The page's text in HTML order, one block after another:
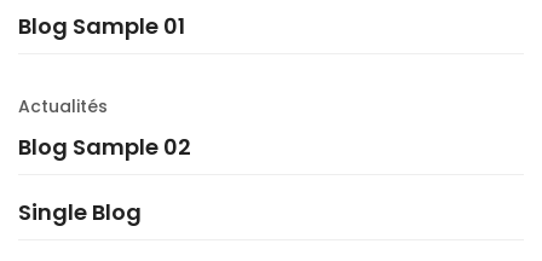
Blog Sample 01
Actualités
Blog Sample 02
Single Blog